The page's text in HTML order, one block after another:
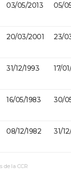
03/05/2013 05/
20/03/2001 23/
31/12/1993 17/
16/05/1983 30/
08/12/1982 31/
de la CCR